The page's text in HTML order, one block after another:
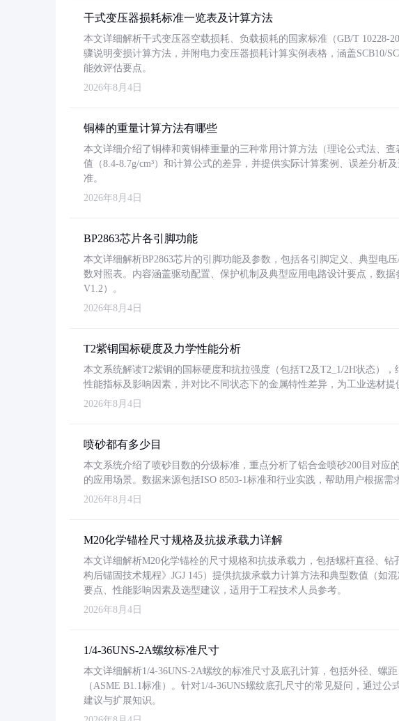
干式变压器损耗标准一览表及计算方法
本文详细解析干式变压器空载损耗、负载损耗的国家标准（GB/T 10228-
骤说明变损计算方法，并附电力变压器损耗计算实例表格，涵盖SCB10/
能效评估要点。
2026年8月4日
铜棒的重量计算方法有哪些
本文详细介绍了铜棒和黄铜棒重量的三种常用计算方法（理论公式法、
值（8.4-8.7g/cm³）和计算公式的差异，并提供实际计算案例、误差分析
准。
2026年8月4日
BP2863芯片各引脚功能
本文详细解析BP2863芯片的引脚功能及参数，包括各引脚定义、典型电
数对照表。内容涵盖驱动配置、保护机制及典型应用电路设计要点，数
V1.2）。
2026年8月4日
T2紫铜国标硬度及力学性能分析
本文系统解读T2紫铜的国标硬度和抗拉强度（包括T2及T2_1/2H状态）
性能指标及影响因素，并对比不同状态下的金属特性差异，为工业选材提
2026年8月4日
喷砂都有多少目
本文系统介绍了喷砂目数的分级标准，重点分析了铝合金喷砂200目对应
的应用场景。数据来源包括ISO 8503-1标准和行业实践，帮助用户根据需
2026年8月4日
M20化学锚栓尺寸规格及抗拔承载力详解
本文详细解析M20化学锚栓的尺寸规格和抗拔承载力，包括螺杆直径、
构后锚固技术规程》JGJ 145）提供抗拔承载力计算方法和典型数值（如
要点、性能影响因素及选型建议，适用于工程技术人员参考。
2026年8月4日
1/4-36UNS-2A螺纹标准尺寸
本文详细解析1/4-36UNS-2A螺纹的标准尺寸及底孔计算，包括外径、螺
（ASME B1.1标准）。针对1/4-36UNS螺纹底孔尺寸的常见疑问，通过
建议与扩展知识。